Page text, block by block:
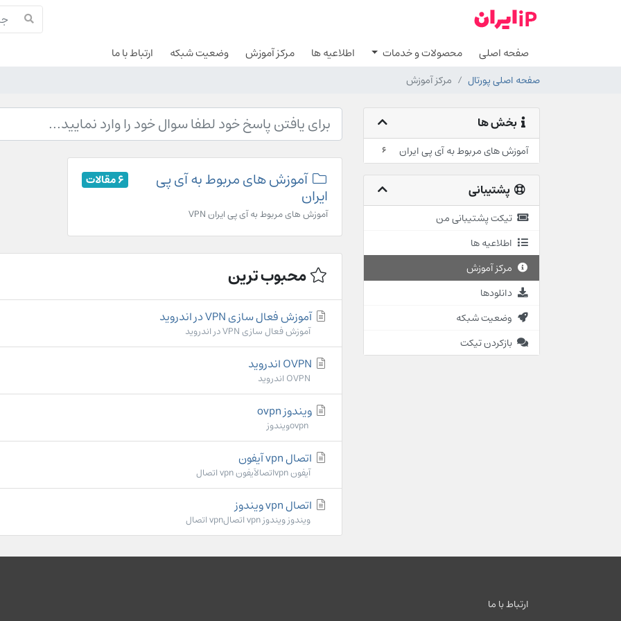
صفحه اصلی محصولات و خدمات اطلاعیه ها مرکز آموزش وضعیت شبکه ارتباط با ما
صفحه اصلی پورتال مرکز آموزش
بخش ها
6 آموزش های مربوط به آی پی ایران
پشتیبانی
تیکت پشتیبانی من
اطلاعیه ها
مرکز آموزش
دانلودها
وضعیت شبکه
بازکردن تیکت
6 مقالات آموزش های مربوط به آی پی
ایران
آموزش های مربوط به آی پی ایران VPN
محبوب ترین
آموزش فعال سازی VPN در اندروید
آموزش فعال سازی VPN در اندروید
OVPN اندروید
ویندوز ovpn
اتصال vpn آیفون
آیفون vpnاتصالآیفون vpn اتصال
اتصال vpn ویندوز
ویندوز ویندوز vpn اتصالvpn اتصال
ارتباط با ما